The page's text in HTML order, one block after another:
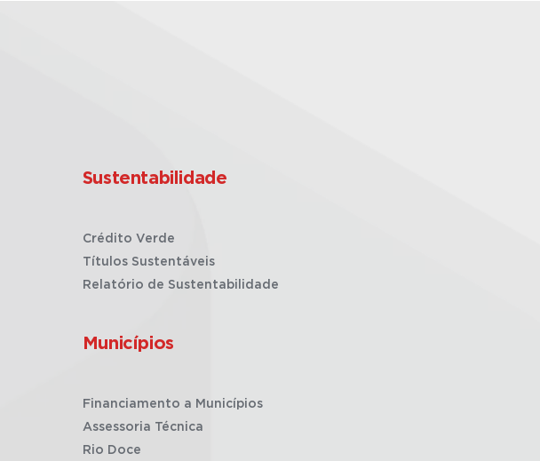
Sustentabilidade
Crédito Verde
Títulos Sustentáveis
Relatório de Sustentabilidade
Municípios
Financiamento a Municípios
Assessoria Técnica
Rio Doce